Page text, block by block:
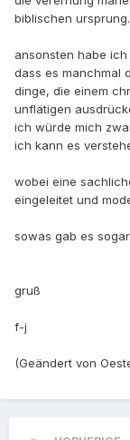
biblischen ursprung.
ansonsten habe
dass es manchmal
dinge, die einem
unflätigen
ich würde mich
ich kann es
wobei eine
eingeleitet und
sowas gab es
gruß
f-j
(Geändert von